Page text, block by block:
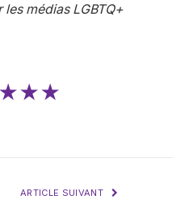
médias LGBTQ+
ARTICLE SUIVANT